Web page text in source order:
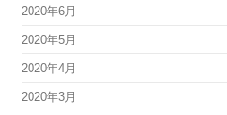
2020年6月
2020年5月
2020年4月
2020年3月